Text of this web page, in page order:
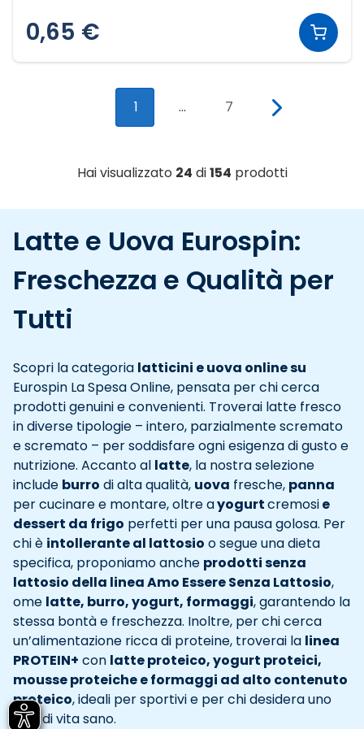
0,65 €
1 ... 7
Hai visualizzato 24 di154 prodotti
Latte e Uova Eurospin:
Freschezza e Qualità per
Tutti
Scopri la categoria latticini e uova online su
Eurospin La Spesa Online, pensata per chi cerca
prodotti genuini e convenienti. Troverai latte fresco
in diverse tipologie – intero, parzialmente scremato
e scremato – per soddisfare ogni esigenza di gusto e
nutrizione. Accanto al latte, la nostra selezione
include burro di alta qualità, uova fresche, panna
per cucinare e montare, oltre ayogurtcremosie
dessert da frigo perfetti per una pausa golosa. Per
chi è intollerante al lattosio o segue una dieta
specifica, proponiamo anche prodotti senza
lattosio della linea Amo Essere Senza Lattosio,
ome latte, burro, yogurt, formaggi, garantendo la
stessa bontà e freschezza. Inoltre, per chi cerca
un’alimentazione ricca di proteine, troverai la linea
PROTEIN+ con latte proteico, yogurt proteici,
mousse proteiche e formaggi ad alto contenuto
proteico, ideali per sportivi e per chi desidera uno
stile di vita sano.